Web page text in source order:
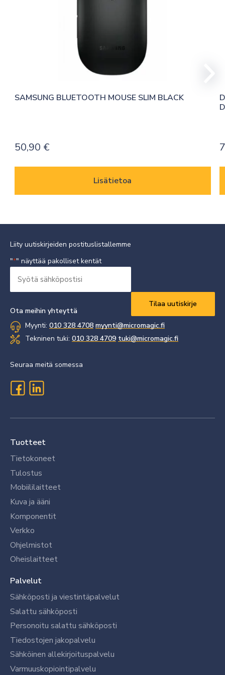
SAMSUNG BLUETOOTH MOUSE SLIM BLACK
50,90 €
Lisätietoa
Liity uutiskirjeiden postituslistallemme
"*" näyttää pakolliset kentät
sähköpostisi
Ota meihin yhteyttä
Myynti: 010 328 4708 myynti@micromagic.fi
Tekninen tuki: 010 328 4709 tuki@micromagic.fi
Seuraa meitä somessa
Tuotteet
Tietokoneet
Tulostus
Mobiililaitteet
Kuva ja ääni
Komponentit
Verkko
Ohjelmistot
Oheislaitteet
Palvelut
Sähköposti ja viestintäpalvelut
Salattu sähköposti
Personoitu salattu sähköposti
Tiedostojen jakopalvelu
Sähköinen allekirjoituspalvelu
Varmuuskopiointipalvelu